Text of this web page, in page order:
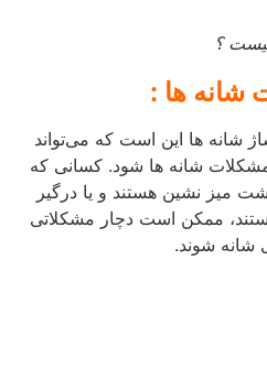
؟
ها :
ها این است که می‌تواند
شانه‌ ها شود. کسانی که
نشین هستند و یا درگیر
ممکن است دچار مشکلاتی
شوند.